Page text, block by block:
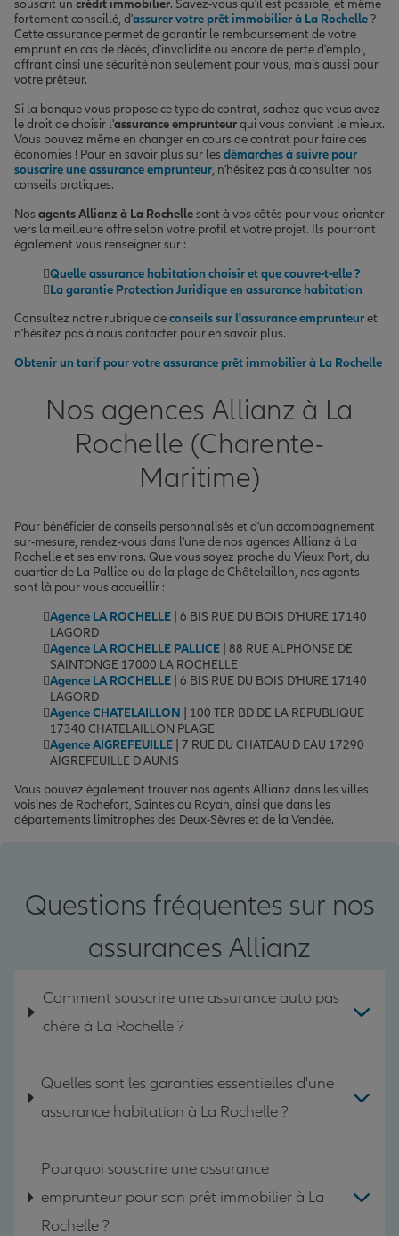
souscrit un crédit immobilier. Savez-vous qu'il est possible, et même
fortement conseillé, d'assurer votre prêt immobilier à La Rochelle?
Cette assurance permet de garantir le remboursement de votre
emprunt en cas de décès, d'invalidité ou encore de perte d'emploi,
offrant ainsi une sécurité non seulement pour vous, mais aussi pour
votre prêteur.
Si la banque vous propose ce type de contrat, sachez que vous avez
le droit de choisir l'assurance emprunteurqui vous convient le mieux.
Vous pouvez même en changer en cours de contrat pour faire des
économies ! Pour en savoir plus sur les démarches à suivre pour
souscrire une assurance emprunteur, n'hésitez pas à consulter nos
conseils pratiques.
Nos agents Allianz à La Rochellesont à vos côtés pour vous orienter
vers la meilleure offre selon votre profil et votre projet. Ils pourront
également vous renseigner sur :
Quelle assurance habitation choisir et que couvre-t-elle ?
La garantie Protection Juridique en assurance habitation
Consultez notre rubrique deconseils sur l'assurance emprunteuret
n'hésitez pas à nous contacter pour en savoir plus.
Obtenir un tarif pour votre assurance prêt immobilier à La Rochelle
Nos agences Allianz à La
Rochelle (Charente-
Maritime)
Pour bénéficier de conseils personnalisés et d'un accompagnement
sur-mesure, rendez-vous dans l'une de nos agences Allianz à La
Rochelle et ses environs. Que vous soyez proche du Vieux Port, du
quartier de La Pallice ou de la plage de Châtelaillon, nos agents
sont là pour vous accueillir :
Agence LA ROCHELLE | 6 BIS RUE DU BOIS D'HURE 17140
LAGORD
Agence LA ROCHELLE PALLICE | 88 RUE ALPHONSE DE
SAINTONGE 17000 LA ROCHELLE
Agence LA ROCHELLE | 6 BIS RUE DU BOIS D'HURE 17140
LAGORD
Agence CHATELAILLON | 100 TER BD DE LA REPUBLIQUE
17340 CHATELAILLON PLAGE
Agence AIGREFEUILLE | 7 RUE DU CHATEAU D EAU 17290
AIGREFEUILLE D AUNIS
Vous pouvez également trouver nos agents Allianz dans les villes
voisines de Rochefort, Saintes ou Royan, ainsi que dans les
départements limitrophes des Deux-Sèvres et de la Vendée.
Questions fréquentes sur nos
assurances Allianz
Comment souscrire une assurance auto pas
chère à La Rochelle ?
Quelles sont les garanties essentielles d'une
assurance habitation à La Rochelle ?
Pourquoi souscrire une assurance
emprunteur pour son prêt immobilier à La
Rochelle ?